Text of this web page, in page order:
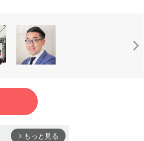
arrow_forward_ios もっと見る